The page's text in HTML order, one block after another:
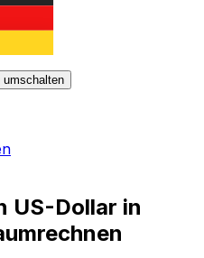
umschalten
US-Dollar in